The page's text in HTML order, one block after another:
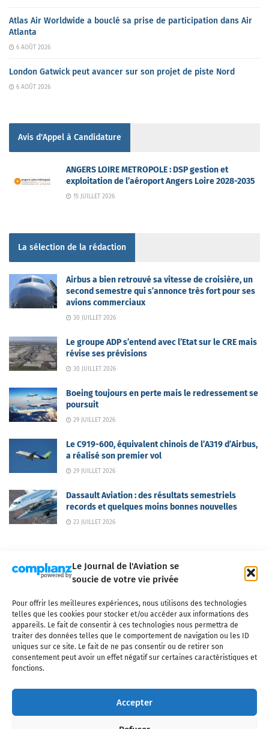
Le Journal de l'Aviation se
soucie de votre vie privée
Pour offrir les meilleures expériences, nous utilisons des technologies
telles que les cookies pour stocker et/ou accéder aux informations des
appareils. Le fait de consentir à ces technologies nous permettra de
traiter des données telles que le comportement de navigation ou les ID
uniques sur ce site. Le fait de ne pas consentir ou de retirer son
consentement peut avoir un effet négatif sur certaines caractéristiques et
fonctions.
Accepter
Atlas Air Worldwide a bouclé sa prise de participation dans Air
Atlanta
6 AOÛT 2026
London Gatwick peut avancer sur son projet de piste Nord
6 AOÛT 2026
Avis d'Appel à Candidature
ANGERS LOIRE METROPOLE : DSP gestion et
exploitation de l’aéroport Angers Loire 2028-2035
15 JUILLET 2026
La sélection de la rédaction
Airbus a bien retrouvé sa vitesse de croisière, un
second semestre qui s’annonce très fort pour ses
avions commerciaux
30 JUILLET 2026
Le groupe ADP s’entend avec l’Etat sur le CRE mais
révise ses prévisions
30 JUILLET 2026
Boeing toujours en perte mais le redressement se
poursuit
29 JUILLET 2026
Le C919-600, équivalent chinois de l’A319 d’Airbus,
a réalisé son premier vol
29 JUILLET 2026
Dassault Aviation : des résultats semestriels
records et quelques moins bonnes nouvelles
23 JUILLET 2026
Qui sommes-nous ? Nous contacter
Partenaires
Mentions légales
CGV Politique de confidentialité Cookies
l'industrie aéronautique, l'aviation commerciale, l'aviation d'affaires, les